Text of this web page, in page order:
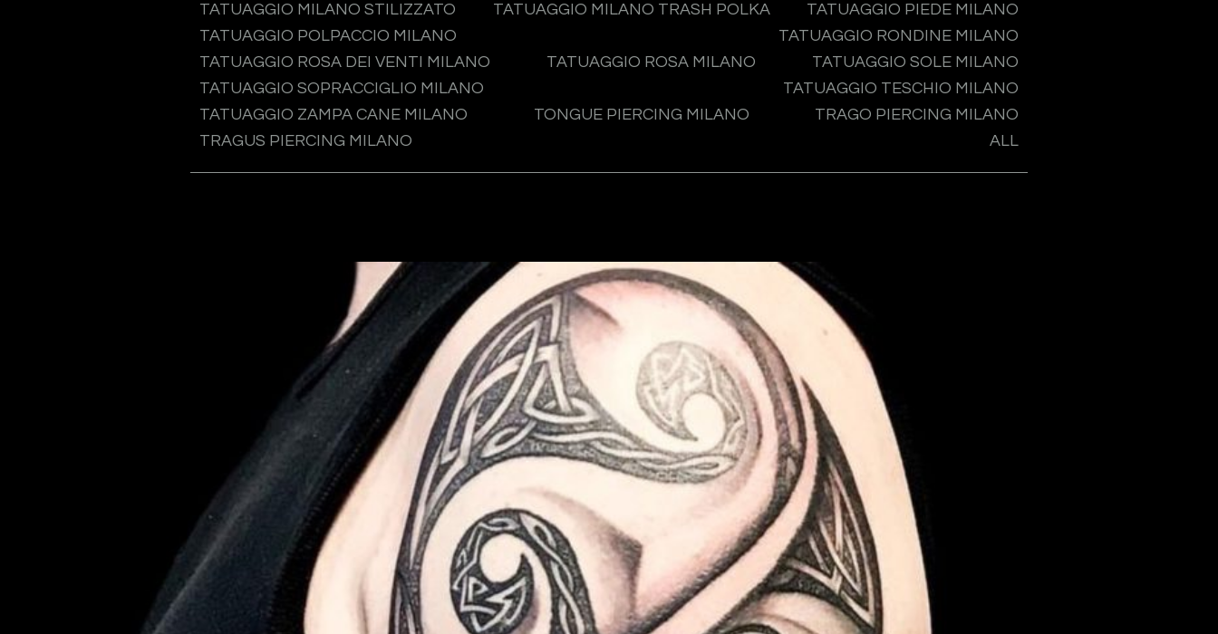
TATUAGGIO MILANO STILIZZATO
TATUAGGIO MILANO TRASH POLKA
TATUAGGIO PIEDE MILANO
TATUAGGIO POLPACCIO MILANO
TATUAGGIO RONDINE MILANO
TATUAGGIO ROSA DEI VENTI MILANO
TATUAGGIO ROSA MILANO
TATUAGGIO SOLE MILANO
TATUAGGIO SOPRACCIGLIO MILANO
TATUAGGIO TESCHIO MILANO
TATUAGGIO ZAMPA CANE MILANO
TONGUE PIERCING MILANO
TRAGO PIERCING MILANO
TRAGUS PIERCING MILANO
ALL